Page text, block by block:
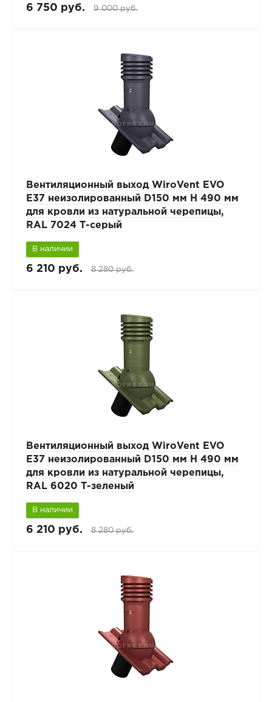
6 750 руб. 9 000 руб.
Вентиляционный выход WiroVent EVO
E37 неизолированный D150 мм Н 490 мм
для кровли из натуральной черепицы,
RAL 7024 Т-серый
В наличии
6 210 руб. 8 280 руб.
Вентиляционный выход WiroVent EVO
E37 неизолированный D150 мм Н 490 мм
для кровли из натуральной черепицы,
RAL 6020 Т-зеленый
В наличии
6 210 руб. 8 280 руб.